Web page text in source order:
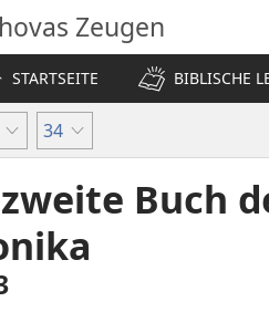
Zeugen
STARTSEITE
BIBLISCHE
34
Buch